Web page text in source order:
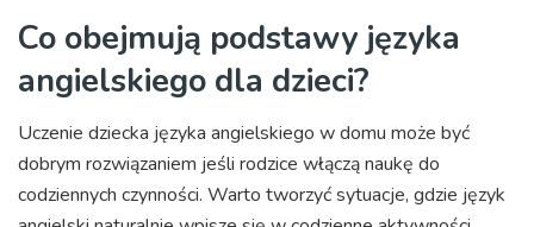
Co obejmują podstawy języka
angielskiego dla dzieci?
Uczenie dziecka języka angielskiego w domu może być
dobrym rozwiązaniem jeśli rodzice włączą naukę do
codziennych czynności. Warto tworzyć sytuacje, gdzie język